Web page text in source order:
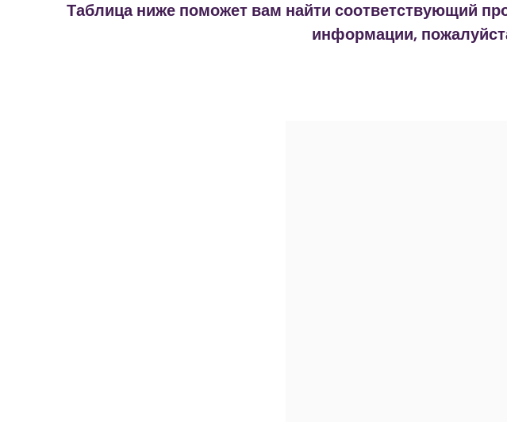
Таблица ниже поможет вам найти соответствующий
информации,